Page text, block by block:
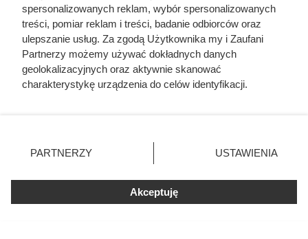
Dziennikarze ujawnili
pochodzenie mięsa z Dino. Klienci
spersonalizowanych reklam, wybór spersonalizowanych
treści, pomiar reklam i treści, badanie odbiorców oraz
ulepszanie usług. Za zgodą Użytkownika my i Zaufani
Partnerzy możemy używać dokładnych danych
geolokalizacyjnych oraz aktywnie skanować
charakterystykę urządzenia do celów identyfikacji.
zmienić/wycofać klikając przycisk ustawień prywatności
znajdujący się w lewym dolnym rogu strony
rodzaje przetwarzania danych nie wymagają zgody
użytkownika, ale masz prawo sprzeciwić się takiemu
przetwarzaniu. Preferencje będą miały zastosowania tylko
PARTNERZY USTAWIENIA
Akceptuję